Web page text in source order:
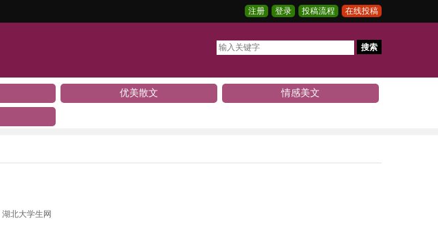
注册 登录 投稿流程 在线投稿
搜索
优美散文 情感美文
湖北大学生网